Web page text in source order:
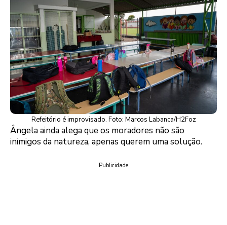
Refeitório é improvisado. Foto: Marcos Labanca/H2Foz
Ângela ainda alega que os moradores não são
inimigos da natureza, apenas querem uma solução.
Publicidade